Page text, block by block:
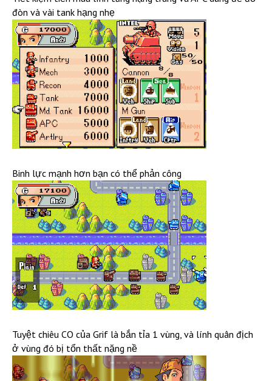
đòn và vài tank hạng nhẹ
Binh lực mạnh hơn bạn có thể phản công
Tuyệt chiêu CO của Grif là bắn tỉa 1 vùng, và lính quân địch
ở vùng đó bị tổn thất nặng nề